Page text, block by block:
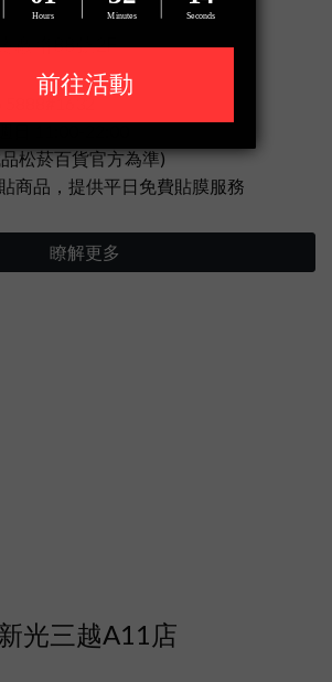
廠路88號2F
日 11:00-22:00
松菸百貨官方為準)
商品，提供平日免費貼膜服務
瞭解更多
光三越A11店